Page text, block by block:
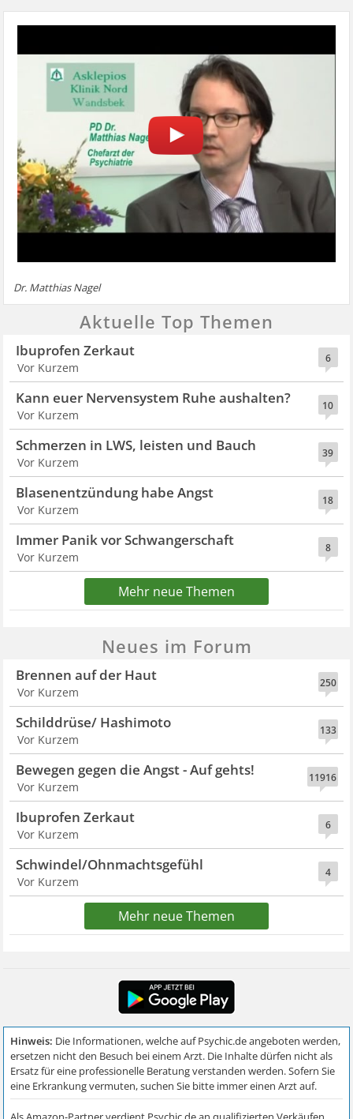
Dr. Matthias Nagel
Aktuelle Top Themen
6
Ibuprofen Zerkaut
Vor Kurzem
10
Kann euer Nervensystem Ruhe aushalten?
Vor Kurzem
39
Schmerzen in LWS, leisten und Bauch
Vor Kurzem
18
Blasenentzündung habe Angst
Vor Kurzem
8
Immer Panik vor Schwangerschaft
Vor Kurzem
Mehr neue Themen
Neues im Forum
250
Brennen auf der Haut
Vor Kurzem
133
Schilddrüse/ Hashimoto
Vor Kurzem
11916
Bewegen gegen die Angst - Auf gehts!
Vor Kurzem
6
Ibuprofen Zerkaut
Vor Kurzem
4
Schwindel/Ohnmachtsgefühl
Vor Kurzem
Mehr neue Themen